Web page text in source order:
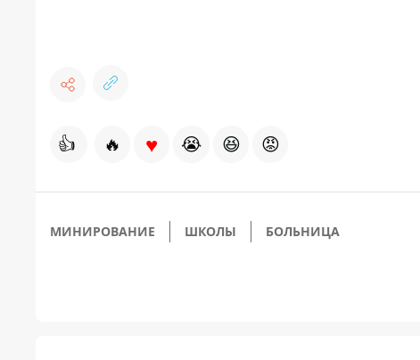
👍 🔥 ♥ 😭 😆 😡
МИНИРОВАНИЕ ШКОЛЫ БОЛЬНИЦА